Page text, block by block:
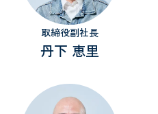
取締役副社長
丹下 恵里